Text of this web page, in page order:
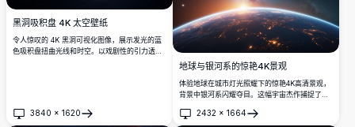
黑洞吸积盘 4K 太空壁纸
令人惊叹的 4K 黑洞可视化图像，展示发光的蓝
色吸积盘扭曲光线和时空。以戏剧性的引力透镜
3840 × 1620
打开
地球与银河系的惊艳4K景观
体验地球在城市灯光照耀下的惊艳4K高清景观，
背景中银河系闪耀夺目。这幅宇宙杰作捕捉了地
复杂的银河细节。非常适合天文爱好者、太空爱
2432 × 1664
打开